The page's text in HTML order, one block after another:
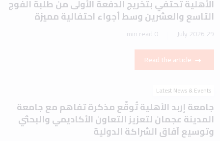
الأهلية تَحتفي بتخريج الدفعة الأولى من طلبة الفوج
التاسع والعشرين وسط أجواء احتفالية مميزة
29 July 2026
0 min read
Read the article
Latest News & Events
جامعة إربد الأهلية تُوقّع مذكرة تفاهم مع جامعة
المدينة عجمان لتعزيز التعاون الأكاديمي والبحثي
وتوسيع آفاق الشراكة الدولية